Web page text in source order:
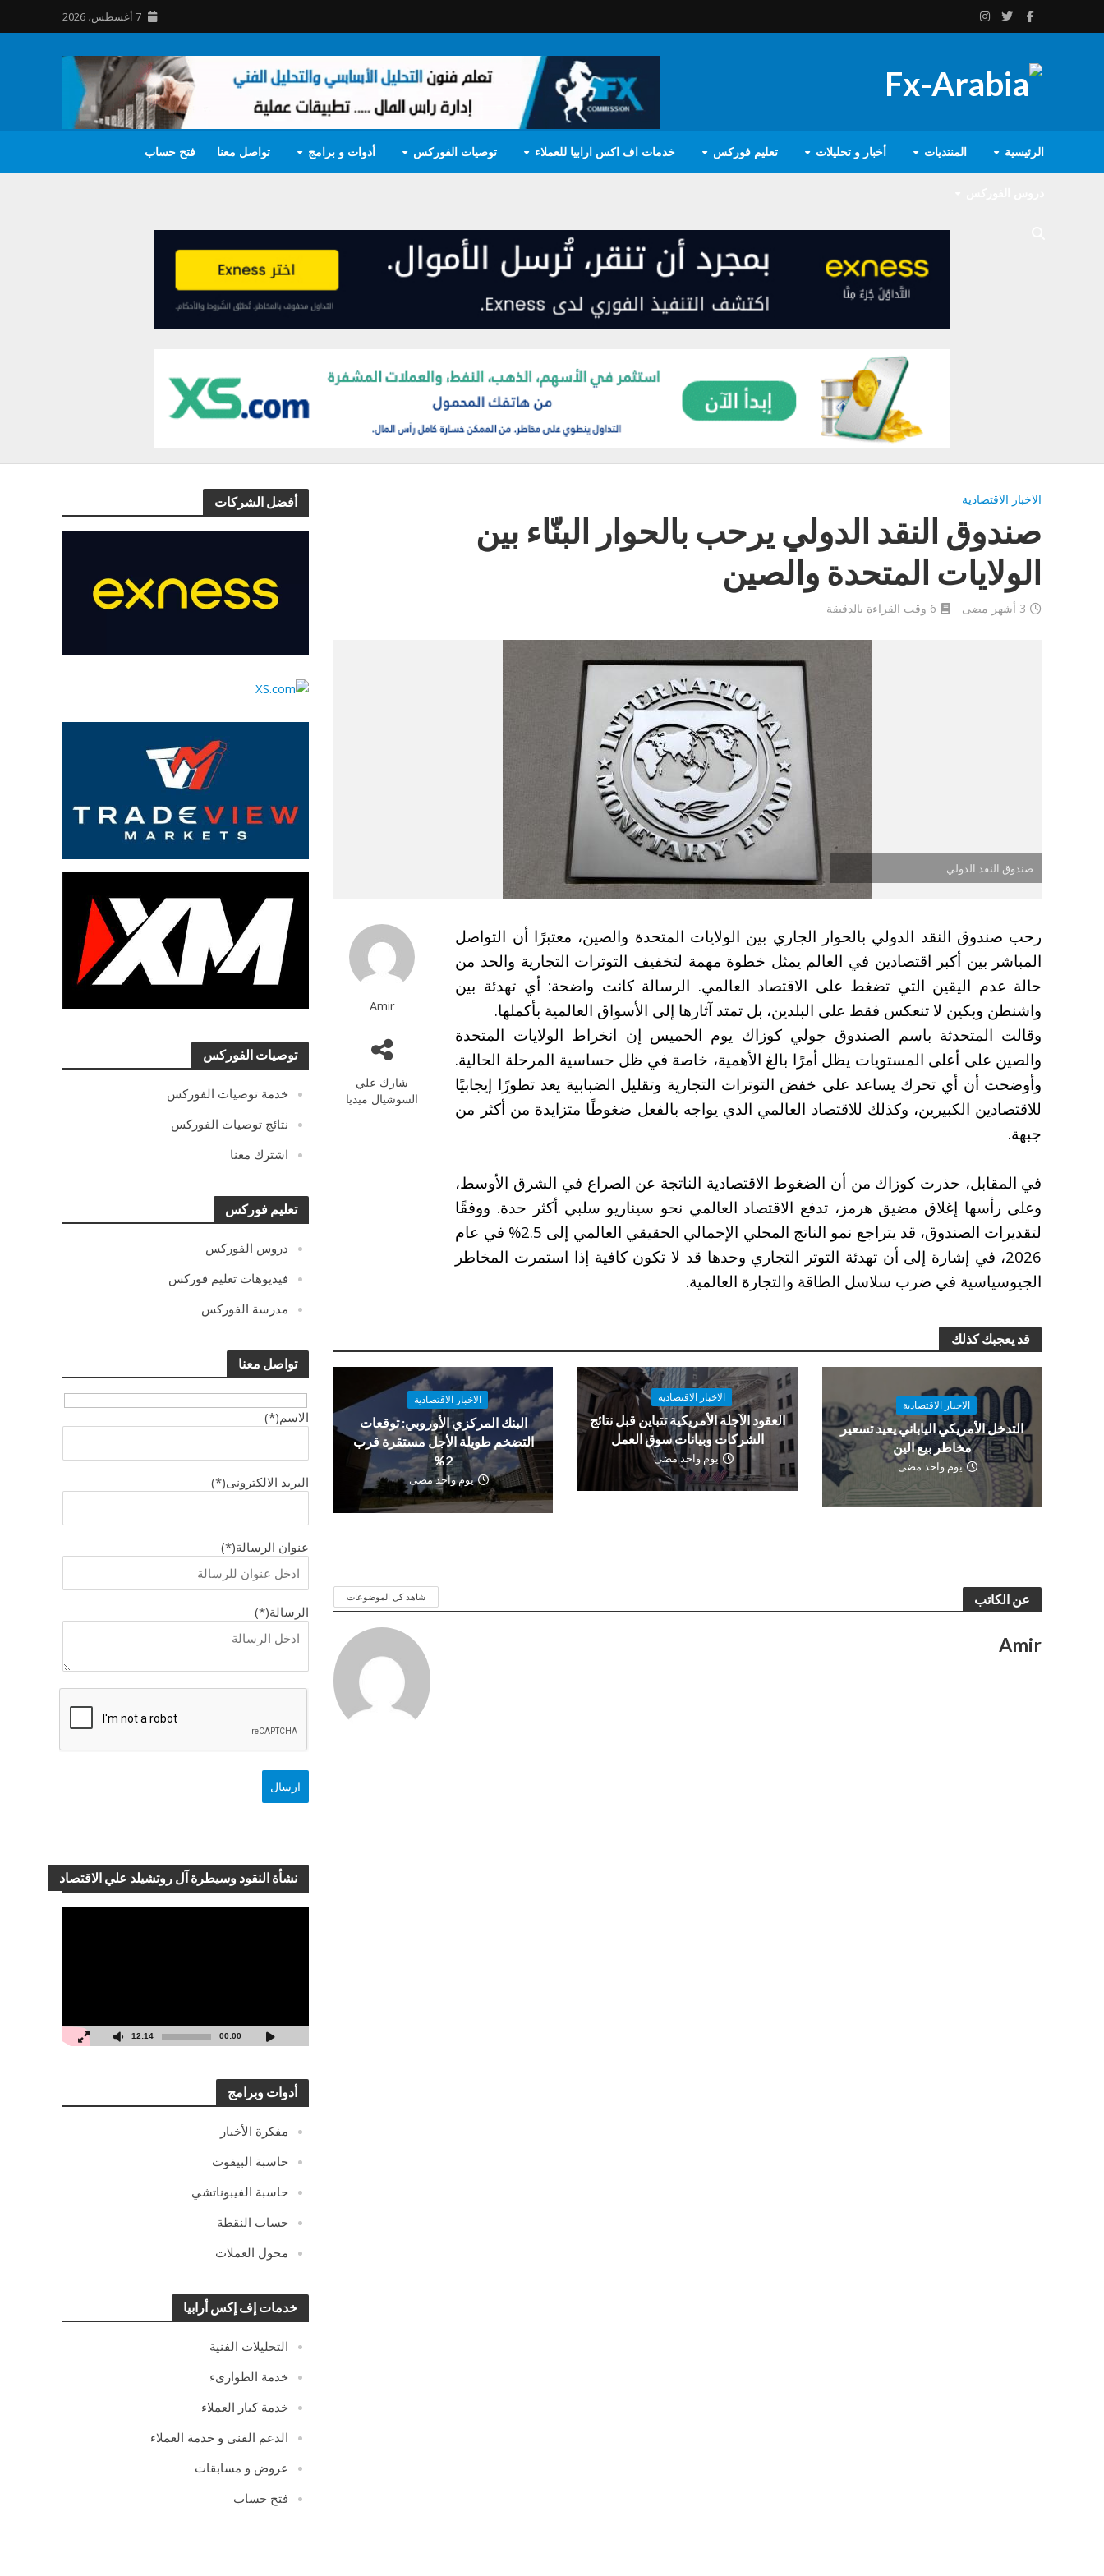
7 أغسطس، 2026
الرئيسية المنتديات أخبار و تحليلات تعليم فوركس خدمات اف اكس ارابيا للعملاء توصيات الفوركس أدوات و برامج تواصل معنا فتح حساب
أفضل الشركات
توصيات الفوركس
خدمة توصيات الفوركس
نتائج توصيات الفوركس
اشترك معنا
تعليم فوركس
دروس الفوركس
فيديوهات تعليم فوركس
مدرسة الفوركس
تواصل معنا
الاسم(*)
البريد الالكترونى(*)
عنوان الرسالة(*)
الرسالة(*)
نشأة النقود وسيطرة آل روتشيلد علي الاقتصاد
00:00
12:14
أدوات وبرامج
مفكرة الأخبار
حاسبة البيفوت
حاسبة الفيبوناتشي
حساب النقطة
محول العملات
خدمات إف إكس أرابيا
التحليلات الفنية
خدمة الطوارىء
خدمة كبار العملاء
الدعم الفنى و خدمة العملاء
عروض و مسابقات
فتح حساب
الاخبار الاقتصادية
صندوق النقد الدولي يرحب بالحوار البنّاء بين
الولايات المتحدة والصين
3 أشهر مضى 6 وقت القراءة بالدقيقة
صندوق النقد الدولي
Amir
شارك علي
السوشيال ميديا
رحب صندوق النقد الدولي بالحوار الجاري بين الولايات المتحدة والصين، معتبرًا أن التواصل
المباشر بين أكبر اقتصادين في العالم يمثل خطوة مهمة لتخفيف التوترات التجارية والحد من
حالة عدم اليقين التي تضغط على الاقتصاد العالمي. الرسالة كانت واضحة: أي تهدئة بين
واشنطن وبكين لا تنعكس فقط على البلدين، بل تمتد آثارها إلى الأسواق العالمية بأكملها.
وقالت المتحدثة باسم الصندوق جولي كوزاك يوم الخميس إن انخراط الولايات المتحدة
والصين على أعلى المستويات يظل أمرًا بالغ الأهمية، خاصة في ظل حساسية المرحلة الحالية.
وأوضحت أن أي تحرك يساعد على خفض التوترات التجارية وتقليل الضبابية يعد تطورًا إيجابيًا
للاقتصادين الكبيرين، وكذلك للاقتصاد العالمي الذي يواجه بالفعل ضغوطًا متزايدة من أكثر من
جبهة.
في المقابل، حذرت كوزاك من أن الضغوط الاقتصادية الناتجة عن الصراع في الشرق الأوسط،
وعلى رأسها إغلاق مضيق هرمز، تدفع الاقتصاد العالمي نحو سيناريو سلبي أكثر حدة. ووفقًا
لتقديرات الصندوق، قد يتراجع نمو الناتج المحلي الإجمالي الحقيقي العالمي إلى 2.5% في عام
2026، في إشارة إلى أن تهدئة التوتر التجاري وحدها قد لا تكون كافية إذا استمرت المخاطر
الجيوسياسية في ضرب سلاسل الطاقة والتجارة العالمية.
قد يعجبك كذلك
الاخبار الاقتصادية
التدخل الأمريكي الياباني يعيد تسعير
مخاطر بيع الين
يوم واحد مضى
الاخبار الاقتصادية
العقود الآجلة الأمريكية تتباين قبل نتائج
الشركات وبيانات سوق العمل
يوم واحد مضى
الاخبار الاقتصادية
البنك المركزي الأوروبي: توقعات
التضخم طويلة الأجل مستقرة قرب
2%
يوم واحد مضى
عن الكاتب شاهد كل الموضوعات
Amir